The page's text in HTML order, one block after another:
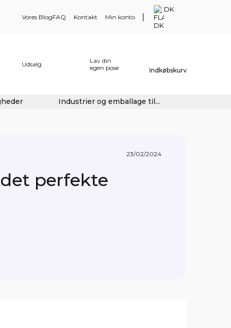
Vores BlogFAQ Kontakt Min konto
DK
Udsalg
Lav din
egen pose
Indkøbskurv
Industrier og emballage til...
23/02/2024
perfekte